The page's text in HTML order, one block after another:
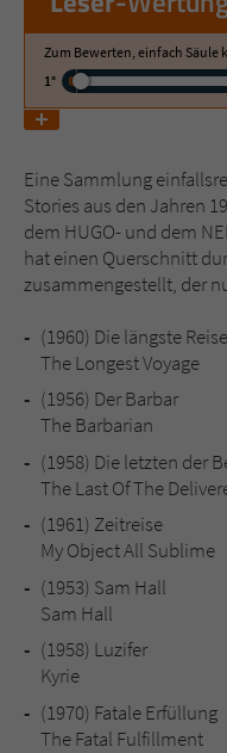
Zum Bewerten, einfach Säule
1°
Eine Sammlung
Stories aus den Jahren
dem HUGO- und dem
hat einen Querschnitt
zusammengestellt, der
(1960) Die längste Reise
The Longest Voyage
(1956) Der Barbar
The Barbarian
(1958) Die letzten der
The Last Of The
(1961) Zeitreise
My Object All Sublime
(1953) Sam Hall
Sam Hall
(1958) Luzifer
Kyrie
(1970) Fatale Erfüllung
The Fatal Fulfillment
Name
Anbieter
Zweck Cookie
Anbieter
Laufzeit Session
Zweck
Dieses